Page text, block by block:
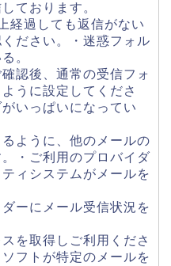
ております。
経過しても返信がない
ださい。・迷惑フォル
。
認後、通常の受信フォ
うに設定してくださ
いっぱいになってい
ように、他のメールの
・ご利用のプロバイダ
ィシステムがメールを
ーにメール受信状況を
を取得しご利用くださ
フトが特定のメールを